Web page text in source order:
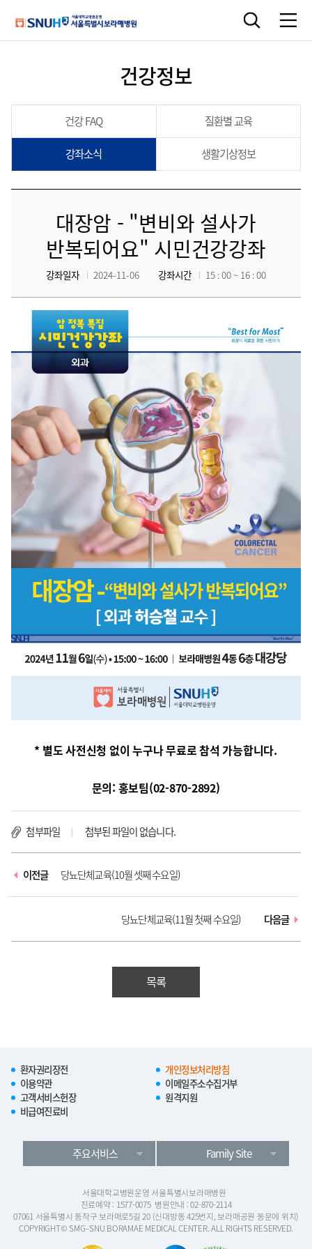
건강정보
건강 FAQ 질환별 교육
강좌소식 생활기상정보
대장암 - "변비와 설사가
반복되어요" 시민건강강좌
강좌일자 2024-11-06 강좌시간 15 : 00 ~ 16 : 00
* 별도 사전신청 없이 누구나 무료로 참석 가능합니다.
문의: 홍보팀(02-870-2892)
첨부파일 첨부된 파일이 없습니다.
이전글 당뇨단체교육(10월 셋째 수요일)
당뇨단체교육(11월 첫째 수요일) 다음글
목록
환자권리장전
개인정보처리방침
이용약관
이메일주소수집거부
고객서비스헌장
원격지원
비급여진료비
주요서비스 Family Site
서울대학교병원운영 서울특별시보라매병원
진료예약 : 1577-0075 병원안내 : 02-870-2114
07061 서울특별시 동작구 보라매로5길 20 (신대방동 425번지, 보라매공원 동문에 위치)
COPYRIGHT© SMG–SNU BORAMAE MEDICAL CENTER. ALL RIGHTS RESERVED.